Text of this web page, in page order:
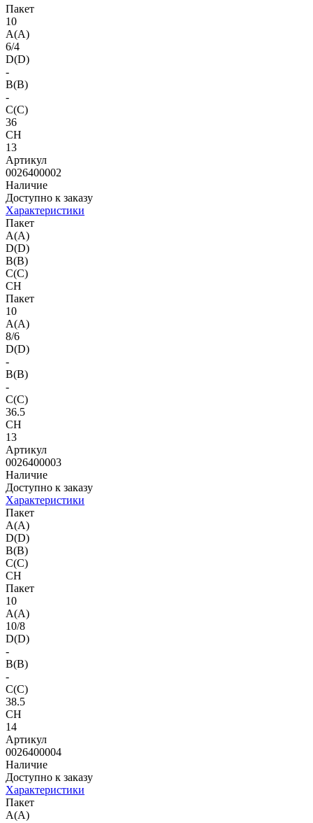
Пакет
10
A(A)
6/4
D(D)
-
B(B)
-
C(C)
36
CH
13
Артикул
0026400002
Наличие
Доступно к заказу
Характеристики
Пакет
A(A)
D(D)
B(B)
C(C)
CH
Пакет
10
A(A)
8/6
D(D)
-
B(B)
-
C(C)
36.5
CH
13
Артикул
0026400003
Наличие
Доступно к заказу
Характеристики
Пакет
A(A)
D(D)
B(B)
C(C)
CH
Пакет
10
A(A)
10/8
D(D)
-
B(B)
-
C(C)
38.5
CH
14
Артикул
0026400004
Наличие
Доступно к заказу
Характеристики
Пакет
A(A)